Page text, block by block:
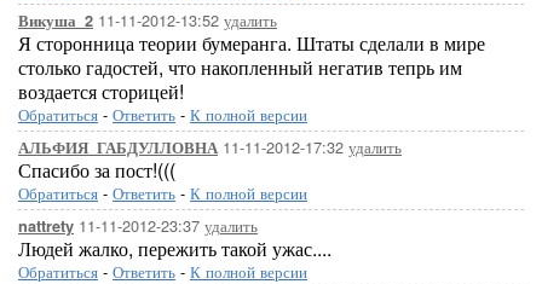
Викуша_2 11-11-2012-13:52 удалить
Я сторонница теории бумеранга. Штаты сделали в мире
столько гадостей, что накопленный негатив тепрь им
воздается сторицей!
Обратиться - Ответить - К полной версии
АЛЬФИЯ_ГАБДУЛЛОВНА 11-11-2012-17:32 удалить
Спасибо за пост!(((
Обратиться - Ответить - К полной версии
nattrety 11-11-2012-23:37 удалить
Людей жалко, пережить такой ужас....
Обратиться - Ответить - К полной версии